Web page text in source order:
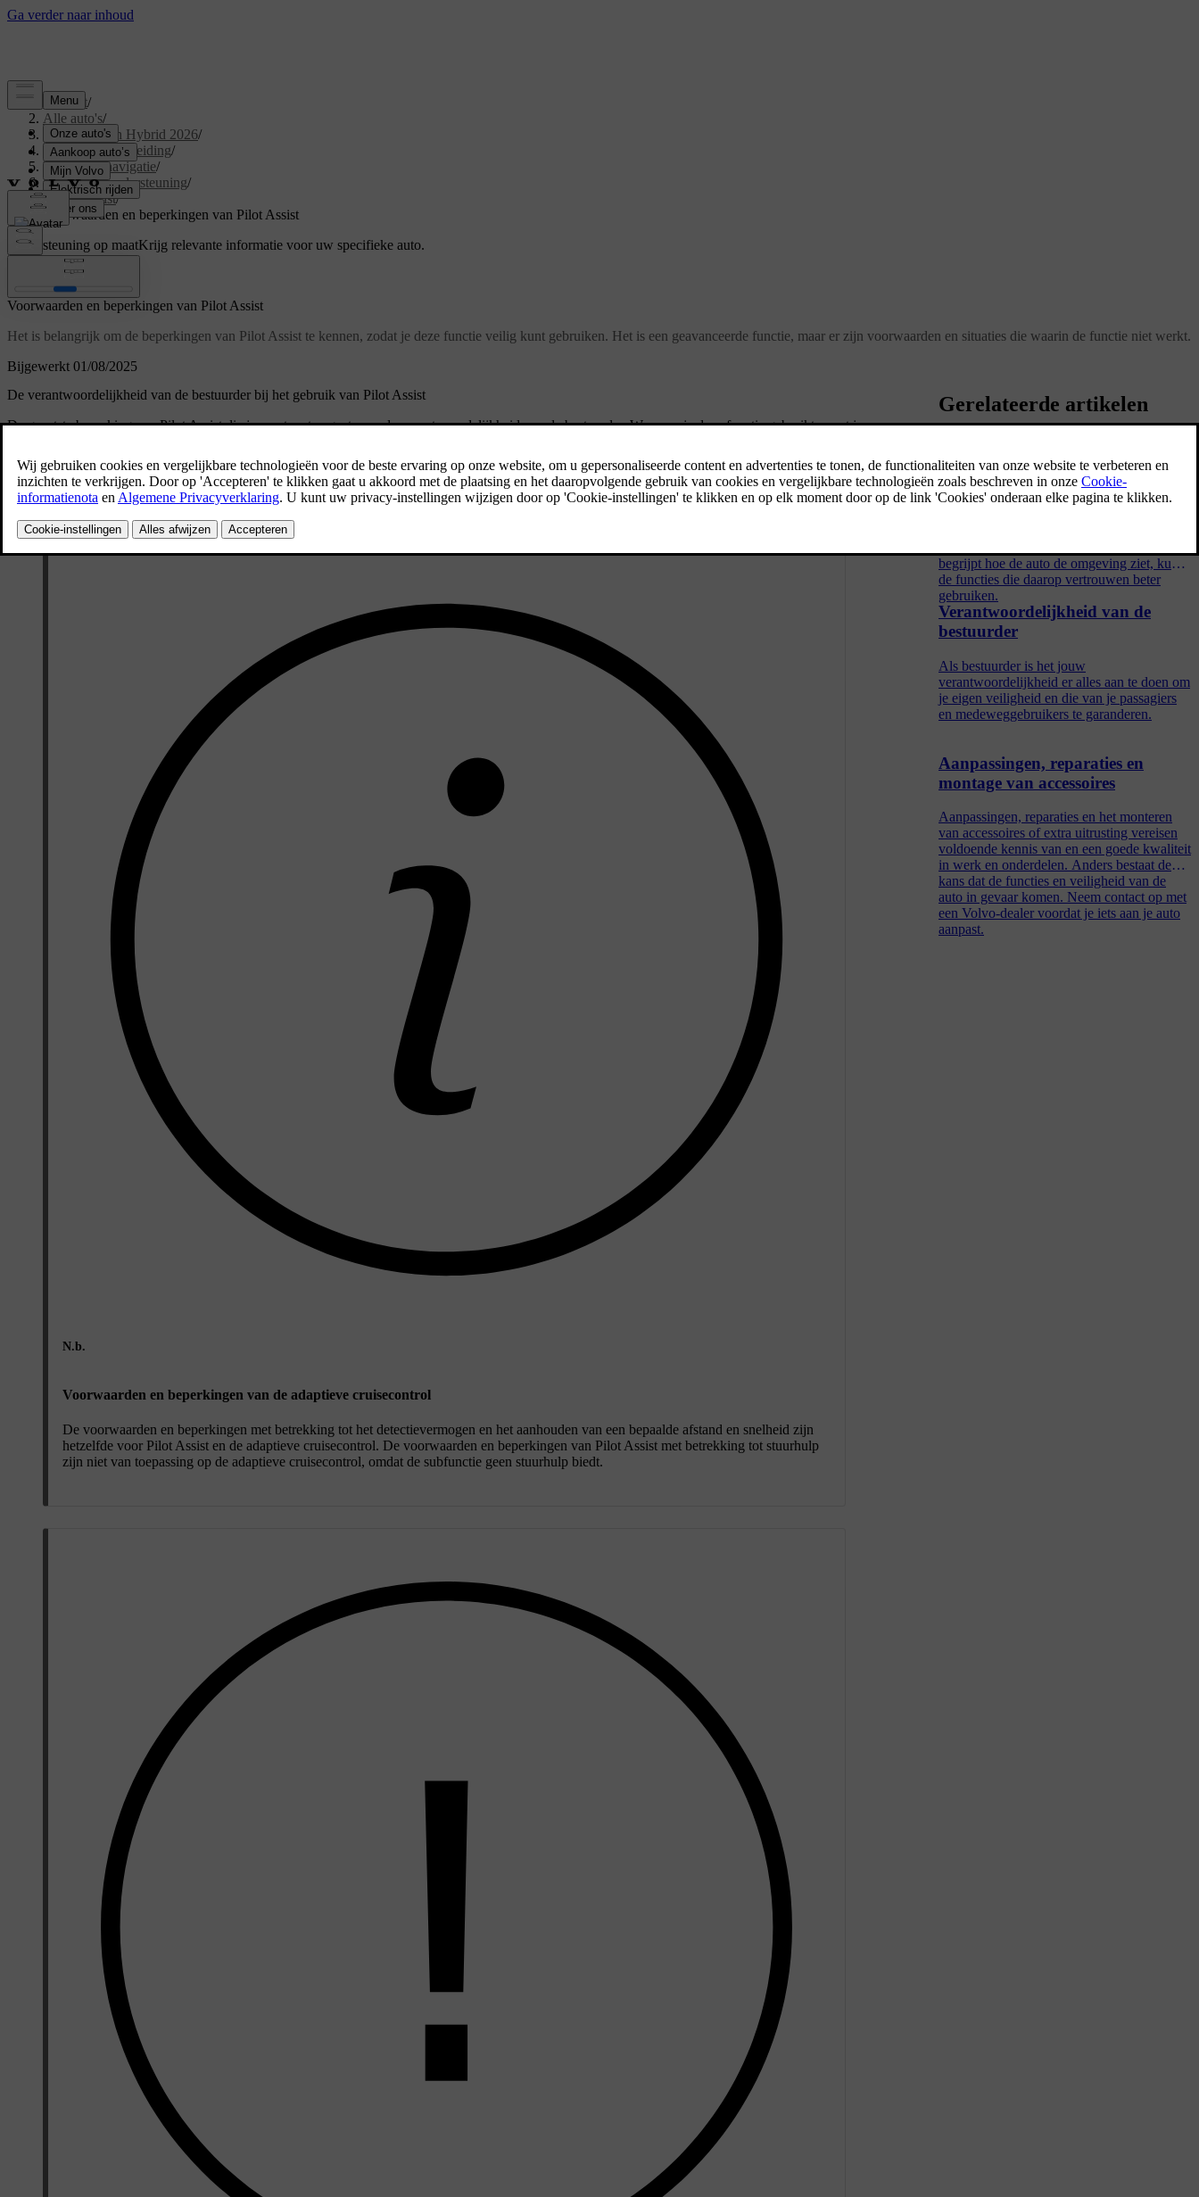
Support/
Alle auto's/
XC60 Plug-in Hybrid 2026/
Gebruikershandleiding/
Rijhulp en navigatie/
Rijden met ondersteuning/
Pilot Assist/
Voorwaarden en beperkingen van Pilot Assist
Ondersteuning op maatKrijg relevante informatie voor uw specifieke auto.
Bijgewerkt 01/08/2025
Voorwaarden en beperkingen van Pilot Assist
Het is belangrijk om de beperkingen van Pilot Assist te kennen, zodat je deze functie veilig kunt gebruiken. Het is een geavanceerde functie, maar er zijn voorwaarden en situaties die waarin de functie niet werkt.
De verantwoordelijkheid van de bestuurder bij het gebruik van Pilot Assist
De grootste beperking van Pilot Assist die je moet weten gaat over de verantwoordelijkheid van de bestuurder. Wanneer je deze functie gebruikt, moet je
Pilot Assist weet niet wat jij of andere bestuurders willen doen. Deze functie kan niet mogelijk gevaarlijke situaties voorspellen of identificeren die een
oplettende bestuurder wel ziet. Het is jouw verantwoordelijkheid om continu de werking van Pilot Assist te evalueren en waar nodig in te grijpen. Zo lang
N.b.
Voorwaarden en beperkingen van de adaptieve cruisecontrol
De voorwaarden en beperkingen met betrekking tot het detectievermogen en het aanhouden van een bepaalde afstand en snelheid zijn
hetzelfde voor Pilot Assist en de adaptieve cruisecontrol. De voorwaarden en beperkingen van Pilot Assist met betrekking tot stuurhulp
zijn niet van toepassing op de adaptieve cruisecontrol, omdat de subfunctie geen stuurhulp biedt.
Gerelateerde artikelen
Detectie van de omgeving en
verkeer
begrijpt hoe de auto de omgeving ziet, kun je
de functies die daarop vertrouwen beter
gebruiken.
Verantwoordelijkheid van de
bestuurder
Als bestuurder is het jouw
verantwoordelijkheid er alles aan te doen om
je eigen veiligheid en die van je passagiers
en medeweggebruikers te garanderen.
Aanpassingen, reparaties en
montage van accessoires
Aanpassingen, reparaties en het monteren
van accessoires of extra uitrusting vereisen
voldoende kennis van en een goede kwaliteit
in werk en onderdelen. Anders bestaat de
kans dat de functies en veiligheid van de
auto in gevaar komen. Neem contact op met
een Volvo-dealer voordat je iets aan je auto
aanpast.